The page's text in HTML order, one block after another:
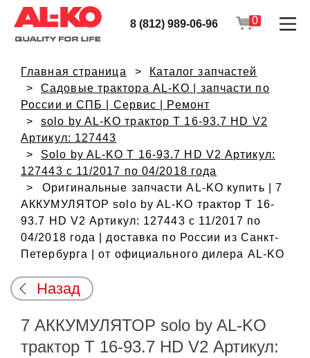
8 (812) 989-06-96 0
Главная страница
Каталог запчастей
Садовые трактора AL-KO | запчасти по
России и СПБ | Сервис | Ремонт
solo by AL-KO трактор T 16-93.7 HD V2
Артикул: 127443
Solo by AL-KO T 16-93.7 HD V2 Артикул:
127443 с 11/2017 по 04/2018 года
Оригинальные запчасти AL-KO купить | 7
АККУМУЛЯТОР solo by AL-KO трактор T 16-
93.7 HD V2 Артикул: 127443 с 11/2017 по
04/2018 года | доставка по России из Санкт-
Петербурга | от официального дилера AL-KO
Назад
7 АККУМУЛЯТОР solo by AL-KO
трактор T 16-93.7 HD V2 Артикул: